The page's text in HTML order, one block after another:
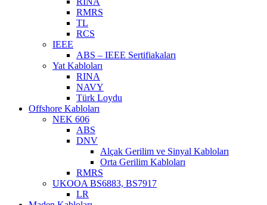
RMRS
TL
RCS
IEEE
ABS – IEEE Sertifiakaları
Yat Kabloları
RINA
NAVY
Türk Loydu
Offshore Kabloları
NEK 606
ABS
DNV
Alçak Gerilim ve Sinyal Kabloları
Orta Gerilim Kabloları
RMRS
UKOOA BS6883, BS7917
LR